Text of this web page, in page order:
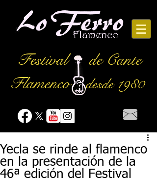
Festival
de Cante
Flamencodesde 1980
Yecla se rinde al flamenco
en la presentación de la
46ª edición del Festival